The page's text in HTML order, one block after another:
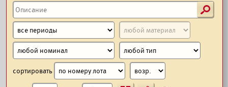
s
сортировать